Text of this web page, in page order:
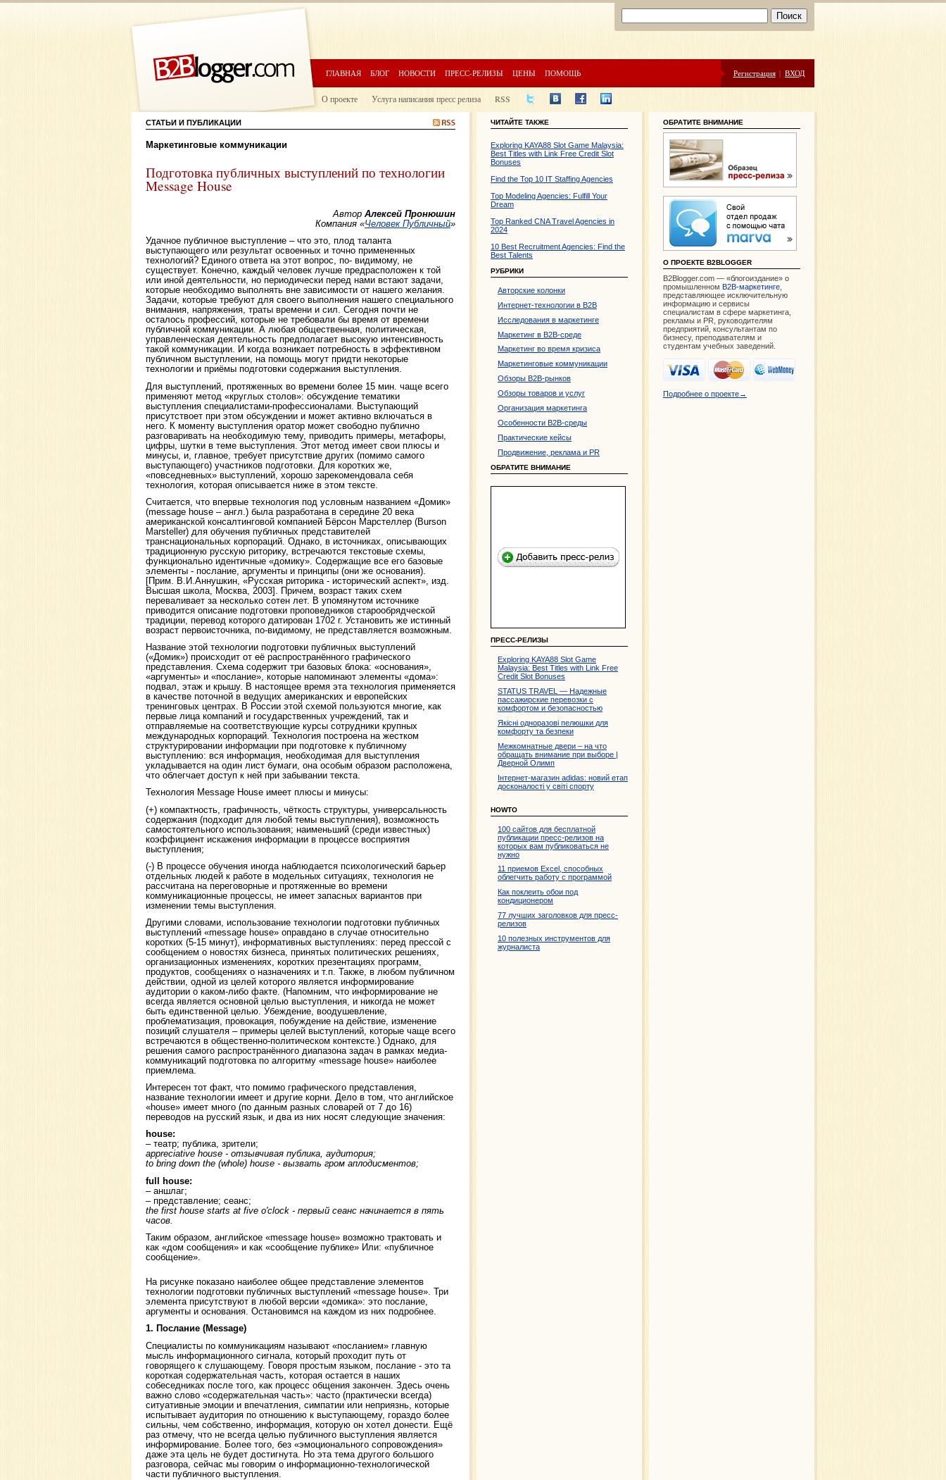
ГЛАВНАЯ БЛОГ НОВОСТИ ПРЕСС-РЕЛИЗЫ ЦЕНЫ ПОМОЩЬ Регистрация | ВХОД
О проекте Услуга написания пресс релиза RSS
СТАТЬИ И ПУБЛИКАЦИИ
Маркетинговые коммуникации
Подготовка публичных выступлений по технологии
Message House
Автор Алексей Пронюшин
Компания «Человек Публичный»
Удачное публичное выступление – что это, плод таланта
выступающего или результат освоенных и точно примененных
технологий? Единого ответа на этот вопрос, по- видимому, не
существует. Конечно, каждый человек лучше предрасположен к той
или иной деятельности, но периодически перед нами встают задачи,
которые необходимо выполнять вне зависимости от нашего желания.
Задачи, которые требуют для своего выполнения нашего специального
внимания, напряжения, траты времени и сил. Сегодня почти не
осталось профессий, которые не требовали бы время от времени
публичной коммуникации. А любая общественная, политическая,
управленческая деятельность предполагает высокую интенсивность
такой коммуникации. И когда возникает потребность в эффективном
публичном выступлении, на помощь могут придти некоторые
технологии и приёмы подготовки содержания выступления.
Для выступлений, протяженных во времени более 15 мин. чаще всего
применяют метод «круглых столов»: обсуждение тематики
выступления специалистами-профессионалами. Выступающий
присутствоет при этом обсуждении и может активно включаться в
него. К моменту выступления оратор может свободно публично
разговаривать на необходимую тему, приводить примеры, метафоры,
цифры, шутки в теме выступления. Этот метод имеет свои плюсы и
минусы, и, главное, требует присутствие других (помимо самого
выступающего) участников подготовки. Для коротких же,
«повседневных» выступлений, хорошо зарекомендовала себя
технология, которая описывается ниже в этом тексте.
Считается, что впервые технология под условным названием «Домик»
(message house – англ.) была разработана в середине 20 века
американской консалтинговой компанией Бёрсон Марстеллер (Burson
Marsteller) для обучения публичных представителей
транснациональных корпораций. Однако, в источниках, описывающих
традиционную русскую риторику, встречаются текстовые схемы,
функционально идентичные «домику». Содержащие все его базовые
элементы - послание, аргументы и принципы (они же основания).
[Прим. В.И.Аннушкин, «Русская риторика - исторический аспект», изд.
Высшая школа, Москва, 2003]. Причем, возраст таких схем
переваливает за несколько сотен лет. В упомянутом источнике
приводится описание подготовки проповедников старообрядческой
традиции, перевод которого датирован 1702 г. Установить же истинный
возраст первоисточника, по-видимому, не представляется возможным.
Название этой технологии подготовки публичных выступлений
(«Домик») происходит от её распространённого графического
представления. Схема содержит три базовых блока: «основания»,
«аргументы» и «послание», которые напоминают элементы «дома»:
подвал, этаж и крышу. В настоящее время эта технология применяется
в качестве поточной в ведущих американских и европейских
тренинговых центрах. В России этой схемой пользуются многие, как
первые лица компаний и государственных учреждений, так и
отправляемые на соответствующие курсы сотрудники крупных
международных корпораций. Технология построена на жестком
структурировании информации при подготовке к публичному
выступлению: вся информация, необходимая для выступления
укладывается на один лист бумаги, она особым образом расположена,
что облегчает доступ к ней при забывании текста.
Технология Message House имеет плюсы и минусы:
(+) компактность, графичность, чёткость структуры, универсальность
содержания (подходит для любой темы выступления), возможность
самостоятельного использования; наименьший (среди известных)
коэффициент искажения информации в процессе восприятия
выступления;
(-) В процессе обучения иногда наблюдается психологический барьер
отдельных людей к работе в модельных ситуациях, технология не
рассчитана на переговорные и протяженные во времени
коммуникационные процессы, не имеет запасных вариантов при
изменении темы выступления.
Другими словами, использование технологии подготовки публичных
выступлений «message house» оправдано в случае относительно
коротких (5-15 минут), информативных выступлениях: перед прессой с
сообщением о новостях бизнеса, принятых политических решениях,
организационных изменениях, коротких презентациях программ,
продуктов, сообщениях о назначениях и т.п. Также, в любом публичном
действии, одной из целей которого является информирование
аудитории о каком-либо факте. (Напомним, что информирование не
всегда является основной целью выступления, и никогда не может
быть единственной целью. Убеждение, воодушевление,
проблематизация, провокация, побуждение на действие, изменение
позиций слушателя – примеры целей выступлений, которые чаще всего
встречаются в общественно-политическом контексте.) Однако, для
решения самого распространённого диапазона задач в рамках медиа-
коммуникаций подготовка по алгоритму «message house» наиболее
приемлема.
Интересен тот факт, что помимо графического представления,
название технологии имеет и другие корни. Дело в том, что английское
«house» имеет много (по данным разных словарей от 7 до 16)
переводов на русский язык, и два из них носят следующие значения:
house:
– театр; публика, зрители;
appreciative house - отзывчивая публика, аудитория;
to bring down the (whole) house - вызвать гром аплодисментов;
full house:
– аншлаг;
– представление; сеанс;
the first house starts at five o'clock - первый сеанс начинается в пять
часов.
Таким образом, английское «message house» возможно трактовать и
как «дом сообщения» и как «сообщение публике» Или: «публичное
сообщение».
На рисунке показано наиболее общее представление элементов
технологии подготовки публичных выступлений «message house». Три
элемента присутствуют в любой версии «домика»: это послание,
аргументы и основания. Остановимся на каждом из них подробнее.
1. Послание (Message)
Специалисты по коммуникациям называют «посланием» главную
мысль информационного сигнала, который проходит путь от
говорящего к слушающему. Говоря простым языком, послание - это та
короткая содержательная часть, которая остается в наших
собеседниках после того, как процесс общения закончен. Здесь очень
важно слово «содержательная часть»: часто (практически всегда)
ситуативные эмоции и впечатления, симпатии или неприязнь, которые
испытывает аудитория по отношению к выступающему, гораздо более
сильны, чем собственно, информация, которую он хотел донести. Ещё
раз отмечу, что не всегда целью публичного выступления является
информирование. Более того, без «эмоционального сопровождения»
даже эта цель не будет достигнута. Но эта тема другого большого
разговора, сейчас мы говорим о информационно-технологической
части публичного выступления.
ЧИТАЙТЕ ТАКЖЕ
Exploring KAYA88 Slot Game Malaysia:
Best Titles with Link Free Credit Slot
Bonuses
Find the Top 10 IT Staffing Agencies
Top Modeling Agencies: Fulfill Your
Dream
Top Ranked CNA Travel Agencies in
2024
10 Best Recruitment Agencies: Find the
Best Talents
РУБРИКИ
Авторские колонки
Интернет-технологии в B2B
Исследования в маркетинге
Маркетинг в B2B-среде
Маркетинг во время кризиса
Маркетинговые коммуникации
Обзоры B2B-рынков
Обзоры товаров и услуг
Организация маркетинга
Особенности B2B-среды
Практические кейсы
Продвижение, реклама и PR
ОБРАТИТЕ ВНИМАНИЕ
ПРЕСС-РЕЛИЗЫ
Exploring KAYA88 Slot Game
Malaysia: Best Titles with Link Free
Credit Slot Bonuses
STATUS TRAVEL — Надежные
пассажирские перевозки с
комфортом и безопасностью
Якісні одноразові пелюшки для
комфорту та безпеки
Межкомнатные двери – на что
обращать внимание при выборе |
Дверной Олимп
Інтернет-магазин adidas: новий етап
досконалості у світі спорту
HOWTO
100 сайтов для бесплатной
публикации пресс-релизов на
которых вам публиковаться не
нужно
11 приемов Excel, способных
облегчить работу с программой
Как поклеить обои под
кондиционером
77 лучших заголовков для пресс-
релизов
10 полезных инструментов для
журналиста
ОБРАТИТЕ ВНИМАНИЕ
О ПРОЕКТЕ B2BLOGGER
B2Blogger.com — «блогоиздание» о
промышленном В2В-маркетинге
представляющее исключительную
информацию и сервисы
специалистам в сфере маркетинга,
рекламы и PR, руководителям
предприятий, консультантам по
бизнесу, преподавателям и
студентам учебных заведений.
Подробнее о проекте→